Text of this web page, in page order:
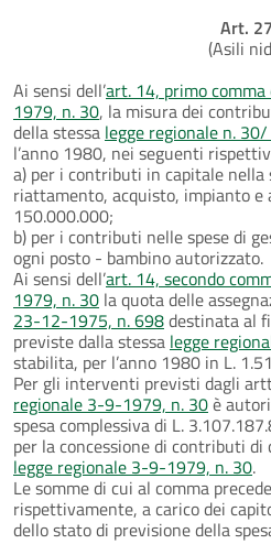
Art. 27
(Asili
Ai sensi dell’art. 14, primo
1979, n. 30, la misura dei
della stessa legge regionale n.
l’anno 1980, nei seguenti
a) per i contributi in capitale nella
riattamento, acquisto, impianto e
150.000.000;
b) per i contributi nelle spese di
ogni posto - bambino autorizzato.
Ai sensi dell’art. 14, secondo
1979, n. 30 la quota delle
23-12-1975, n. 698destinata al
previste dalla stessa legge
stabilita, per l’anno 1980 in L.
Per gli interventi previsti dagli
regionale 3-9-1979, n. 30è
spesa complessiva di L.
per la concessione di contributi di
legge regionale 3-9-1979, n. 30.
Le somme di cui al comma
rispettivamente, a carico dei
dello stato di previsione della